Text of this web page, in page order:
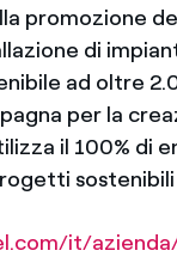
promozione
di
ad oltre
per la
il 100% di
sostenibili
it/